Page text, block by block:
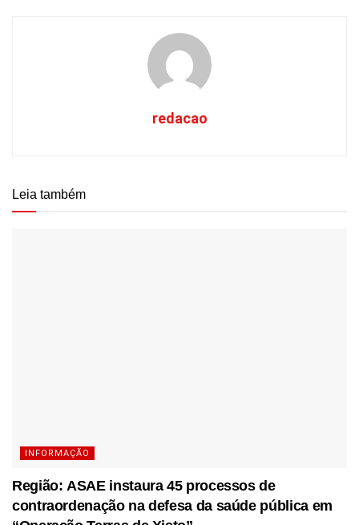
redacao
Leia também
INFORMAÇÃO
Região: ASAE instaura 45 processos de
contraordenação na defesa da saúde pública em